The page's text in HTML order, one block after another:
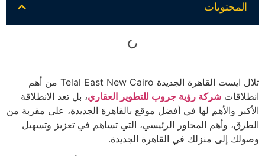
المحتويات
تلال ايست القاهرة الجديدة Telal East New Cairo من أهم
انطلاقات شركة رؤية جروب للتطوير العقاري، بل تعد الانطلاقة
الأكبر والأهم لها في أفضل موقع بالقاهرة الجديدة، على مقربة من
الطرق، وأهم المحاور الرئيسي، التي تساهم في تعزيز وتسهيل
وصولك إلى منزلك في القاهرة الجديدة.